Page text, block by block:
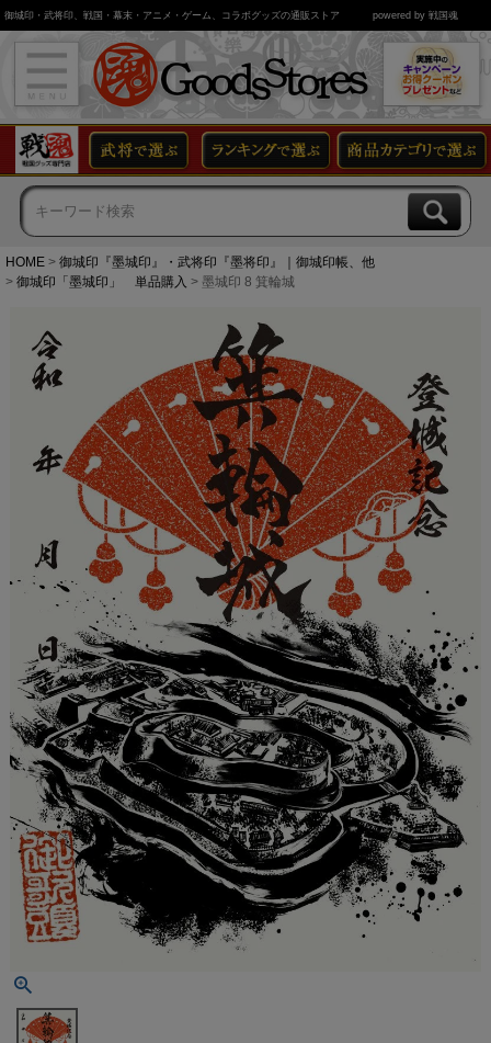
御城印・武将印、戦国・幕末・アニメ・ゲーム、コラボグッズの通販ストア powered by 戦国魂
HOME
御城印『墨城印』・武将印『墨将印』｜御城印帳、他
御城印「墨城印」 単品購入
墨城印 8 箕輪城